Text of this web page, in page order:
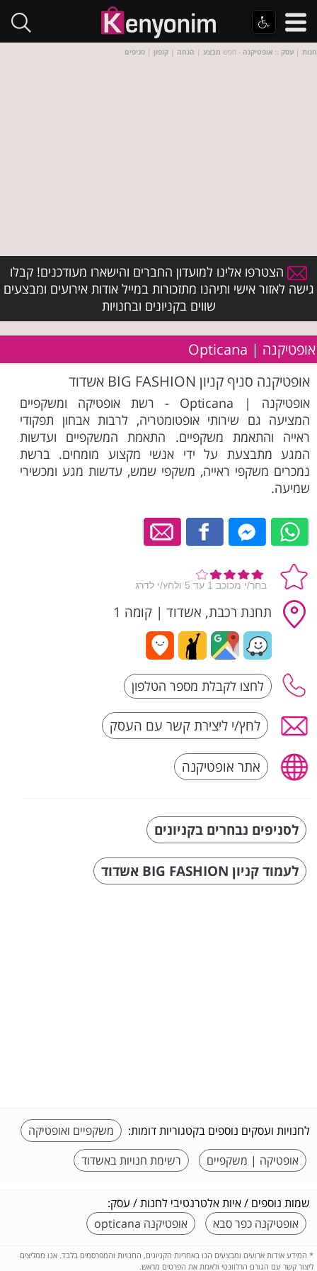
חנות | עסק :: אופטיקנה - חפש מבצע | הנחה | קופון | סניפים
הצטרפו אלינו למועדון החברים והישארו מעודכנים! קבלו
גישה לאזור אישי ותיהנו מתזכורות במייל אודות אירועים ומבצעים
שווים בקניונים ובחנויות
אופטיקנה | Opticana
אופטיקנה סניף קניון BIG FASHION אשדוד
אופטיקנה | Opticana - רשת אופטיקה ומשקפיים
המציעה גם שירותי אופטומטריה, לרבות אבחון תפקודי
ראייה והתאמת משקפיים. התאמת המשקפיים ועדשות
המגע מתבצעת על ידי אנשי מקצוע מומחים. ברשת
נמכרים משקפי ראייה, משקפי שמש, עדשות מגע ומכשירי
שמיעה.
תחנת רכבת, אשדוד | קומה 1
לחץ/י ליצירת קשר עם העסק
אתר אופטיקנה
לסניפים נבחרים בקניונים
לעמוד קניון BIG FASHION אשדוד
לחנויות ועסקים נוספים בקטגוריות דומות:
משקפיים ואופטיקה
אופטיקה | משקפיים
רשימת חנויות באשדוד
שמות נוספים / איות אלטרנטיבי לחנות / עסק:
אופטיקנה כפר סבא
אופטיקנה opticana
* המידע אודות ארועים ומבצעים הנו באחריות הקניונים, החנויות והמפרסמים בלבד. אנו ממליצים
ליצור קשר עם הגורם הרלוונטי ולאמת את הפרטים מראש.